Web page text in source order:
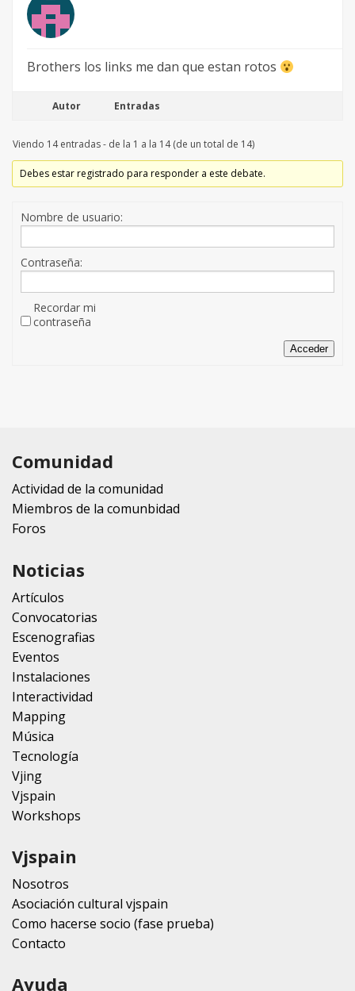
Brothers los links me dan que estan rotos
Autor Entradas
Viendo 14 entradas - de la 1 a la 14 (de un total de 14)
Debes estar registrado para responder a este debate.
Nombre de usuario:
Contraseña:
Recordar mi
contraseña
Acceder
Comunidad
Actividad de la comunidad
Miembros de la comunbidad
Foros
Noticias
Artículos
Convocatorias
Escenografias
Eventos
Instalaciones
Interactividad
Mapping
Música
Tecnología
Vjing
Vjspain
Workshops
Vjspain
Nosotros
Asociación cultural vjspain
Como hacerse socio (fase prueba)
Contacto
Ayuda